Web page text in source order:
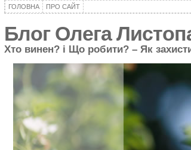
ГОЛОВНА ПРО САЙТ
Блог Олега
Хто винен? і Що робити? – Як